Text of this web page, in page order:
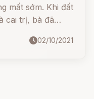
mất sớm. Khi đất
cai trị, bà đã
Cốc xã Hoàng
02/10/2021